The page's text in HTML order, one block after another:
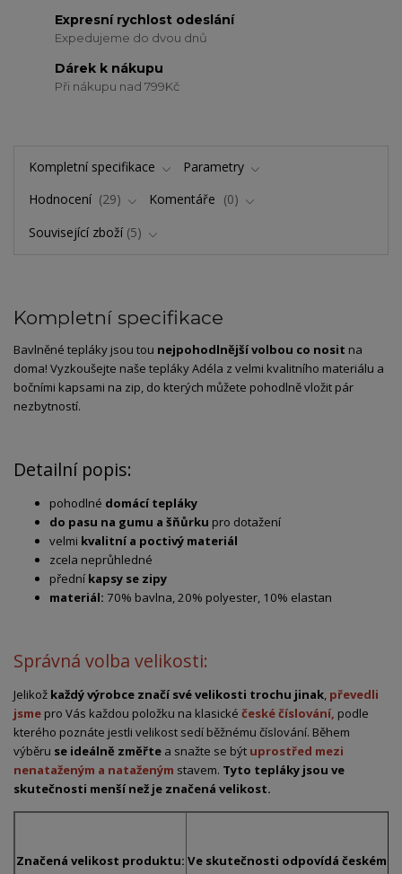
Expresní rychlost odeslání
Expedujeme do dvou dnů
Dárek k nákupu
Při nákupu nad 799Kč
Kompletní specifikace
Parametry
Hodnocení
29 Komentáře
0
Související zboží 5
Kompletní specifikace
Bavlněné tepláky jsou tou nejpohodlnější volbou co nosit na
doma! Vyzkoušejte naše tepláky Adéla z velmi kvalitního materiálu a
bočními kapsami na zip, do kterých můžete pohodlně vložit pár
nezbytností.
Detailní popis:
pohodlné domácí tepláky
do pasu na gumu a šňůrku pro dotažení
velmi kvalitní a poctivý materiál
zcela neprůhledné
přední kapsy se zipy
materiál: 70% bavlna, 20% polyester, 10% elastan
Správná volba velikosti:
Jelikož každý výrobce značí své velikosti trochu jinak, převedli
jsme pro Vás každou položku na klasické české číslování, podle
kterého poznáte jestli velikost sedí běžnému číslování. Během
výběru se ideálně změřte a snažte se být uprostřed mezi
nenataženým a nataženým stavem. Tyto tepláky jsou ve
skutečnosti menší než je značená velikost.
Značená velikost produktu: Ve skutečnosti odpovídá českému